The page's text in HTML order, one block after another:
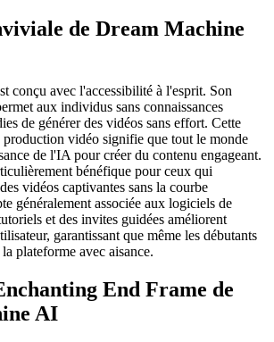
de Dream Machine
conçu avec l'accessibilité à l'esprit. Son
aux individus sans connaissances
de générer des vidéos sans effort. Cette
production vidéo signifie que tout le monde
de l'IA pour créer du contenu engageant.
bénéfique pour ceux qui
vidéos captivantes sans la courbe
généralement associée aux logiciels de
et des invites guidées améliorent
garantissant que même les débutants
plateforme avec aisance.
End Frame de
AI